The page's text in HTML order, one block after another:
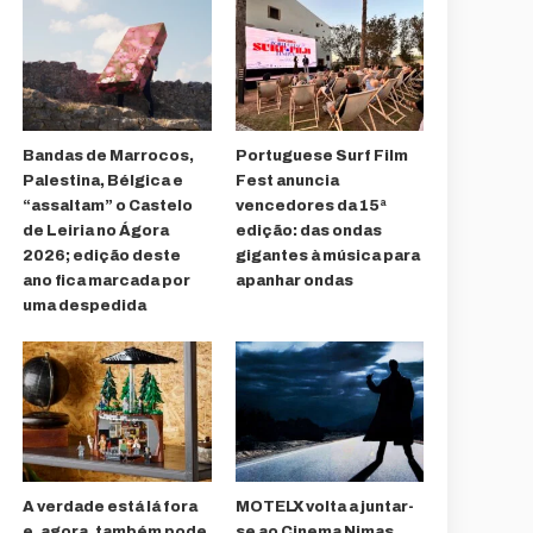
Bandas de Marrocos,
Palestina, Bélgica e
“assaltam” o Castelo
de Leiria no Ágora
2026; edição deste
ano fica marcada por
uma despedida
Portuguese Surf Film
Fest anuncia
vencedores da 15ª
edição: das ondas
gigantes à música para
apanhar ondas
A verdade está lá fora
MOTELX volta a juntar-